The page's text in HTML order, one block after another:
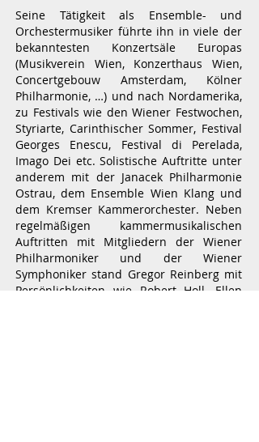
Seine Tätigkeit als Ensemble- und
Orchestermusiker führte ihn in viele der
bekanntesten Konzertsäle Europas
(Musikverein Wien, Konzerthaus Wien,
Concertgebouw Amsterdam, Kölner
Philharmonie, …) und nach Nordamerika,
zu Festivals wie den Wiener Festwochen,
Styriarte, Carinthischer Sommer, Festival
Georges Enescu, Festival di Perelada,
Imago Dei etc. Solistische Auftritte unter
anderem mit der Janacek Philharmonie
Ostrau, dem Ensemble Wien Klang und
dem Kremser Kammerorchester. Neben
regelmäßigen kammermusikalischen
Auftritten mit Mitgliedern der Wiener
Philharmoniker und der Wiener
Symphoniker stand Gregor Reinberg mit
Persönlichkeiten wie Robert Holl, Ellen